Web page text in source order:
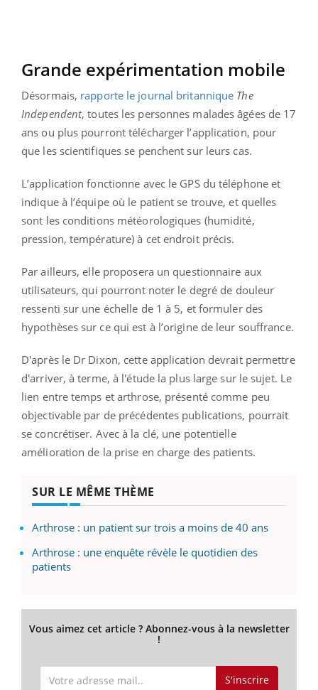
Grande expérimentation mobile
Désormais, rapporte le journal britannique The
Independent, toutes les personnes malades âgées de 17
ans ou plus pourront télécharger l’application, pour
que les scientifiques se penchent sur leurs cas.
L’application fonctionne avec le GPS du téléphone et
indique à l’équipe où le patient se trouve, et quelles
sont les conditions météorologiques (humidité,
pression, température) à cet endroit précis.
Par ailleurs, elle proposera un questionnaire aux
utilisateurs, qui pourront noter le degré de douleur
ressenti sur une échelle de 1 à 5, et formuler des
hypothèses sur ce qui est à l’origine de leur souffrance.
D'après le Dr Dixon, cette application devrait permettre
d'arriver, à terme, à l'étude la plus large sur le sujet. Le
lien entre temps et arthrose, présenté comme peu
objectivable par de précédentes publications, pourrait
se concrétiser. Avec à la clé, une potentielle
amélioration de la prise en charge des patients.
SUR LE MÊME THÈME
Arthrose : un patient sur trois a moins de 40 ans
Arthrose : une enquête révèle le quotidien des
patients
Vous aimez cet article ? Abonnez-vous à la newsletter
!
S'inscrire